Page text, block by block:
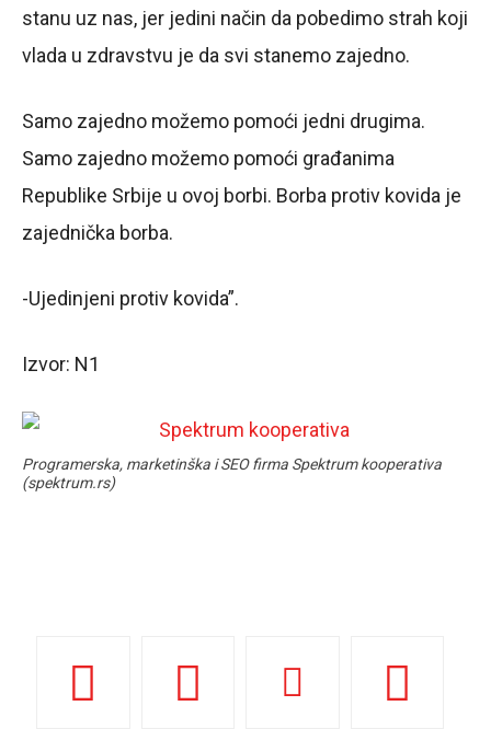
stanu uz nas, jer jedini način da pobedimo strah koji
vlada u zdravstvu je da svi stanemo zajedno.
Samo zajedno možemo pomoći jedni drugima.
Samo zajedno možemo pomoći građanima
Republike Srbije u ovoj borbi. Borba protiv kovida je
zajednička borba.
-Ujedinjeni protiv kovida”.
Izvor: N1
Programerska, marketinška i SEO firma Spektrum kooperativa
(spektrum.rs)